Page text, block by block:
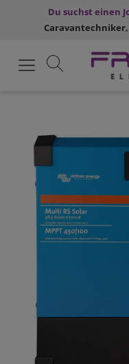
Du suchst einen
Caravantechniker,